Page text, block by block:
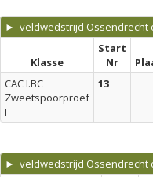
► veldwedstrijd Ossendrecht
Klasse
Start
Nr
CAC I.BC
Zweetspoorproef
F
13
► veldwedstrijd Ossendrecht